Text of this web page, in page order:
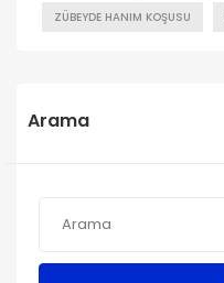
ZÜBEYDE HANIM KOŞUSU
Arama